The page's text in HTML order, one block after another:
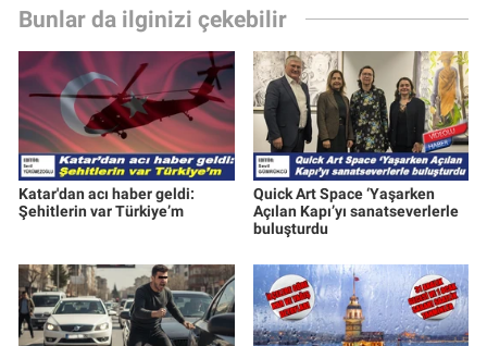
Bunlar da ilginizi çekebilir
Katar'dan acı haber geldi:
Şehitlerin var Türkiye’m
Quick Art Space ‘Yaşarken
Açılan Kapı’yı sanatseverlerle
buluşturdu